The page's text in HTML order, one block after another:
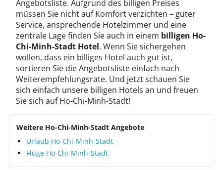
Angebotsliste. Aufgrund des billigen Preises
müssen Sie nicht auf Komfort verzichten – guter
Service, ansprechende Hotelzimmer und eine
zentrale Lage finden Sie auch in einem billigen Ho-
Chi-Minh-Stadt Hotel. Wenn Sie sichergehen
wollen, dass ein billiges Hotel auch gut ist,
sortieren Sie die Angebotsliste einfach nach
Weiterempfehlungsrate. Und jetzt schauen Sie
sich einfach unsere billigen Hotels an und freuen
Sie sich auf Ho-Chi-Minh-Stadt!
Weitere Ho-Chi-Minh-Stadt Angebote
Urlaub Ho-Chi-Minh-Stadt
Flüge Ho-Chi-Minh-Stadt